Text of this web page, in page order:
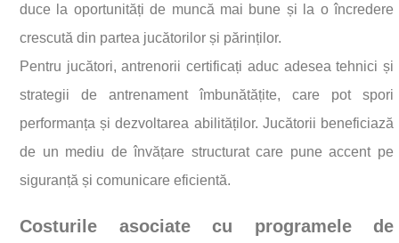
duce la oportunități de muncă mai bune și la o încredere
crescută din partea jucătorilor și părinților.
Pentru jucători, antrenorii certificați aduc adesea tehnici și
strategii de antrenament îmbunătățite, care pot spori
performanța și dezvoltarea abilităților. Jucătorii beneficiază
de un mediu de învățare structurat care pune accent pe
siguranță și comunicare eficientă.
Costurile asociate cu programele de